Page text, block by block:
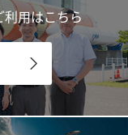
用はこちら